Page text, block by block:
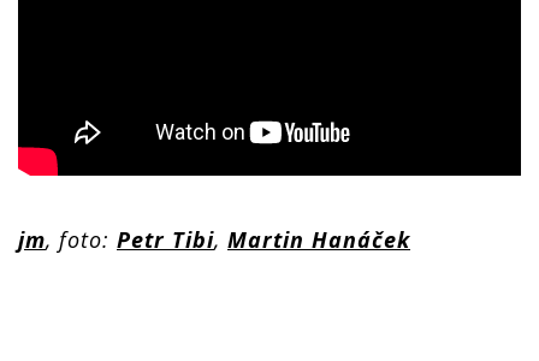
jm, foto: Petr Tibi, Martin Hanáček